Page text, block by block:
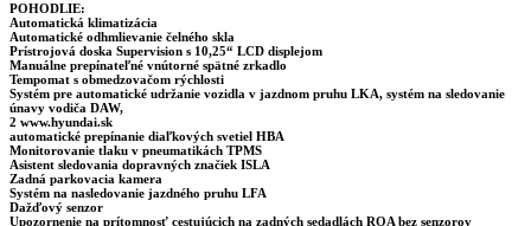
POHODLIE:
Automatická klimatizácia
Automatické odhmlievanie čelného skla
Prístrojová doska Supervision s 10,25“ LCD displejom
Manuálne prepínateľné vnútorné spätné zrkadlo
Tempomat s obmedzovačom rýchlosti
Systém pre automatické udržanie vozidla v jazdnom pruhu LKA, systém na sledovanie
únavy vodiča DAW,
2 www.hyundai.sk
automatické prepínanie diaľkových svetiel HBA
Monitorovanie tlaku v pneumatikách TPMS
Asistent sledovania dopravných značiek ISLA
Zadná parkovacia kamera
Systém na nasledovanie jazdného pruhu LFA
Dažďový senzor
Upozornenie na prítomnosť cestujúcich na zadných sedadlách ROA bez senzorov